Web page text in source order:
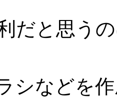
だと思う
シなどを